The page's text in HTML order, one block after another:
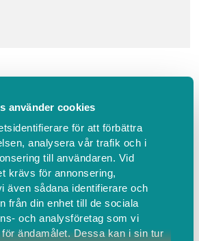
använder cookies
för att förbättra
analysera vår trafik och i
till användaren. Vid
krävs för annonsering,
även sådana identifierare och
från din enhet till de sociala
och analysföretag som vi
ändamålet. Dessa kan i sin tur
YOGA
en dynamisk form av yoga
möjlighet att bygga upp din styrka och
som mentalt, öka din närvaro och